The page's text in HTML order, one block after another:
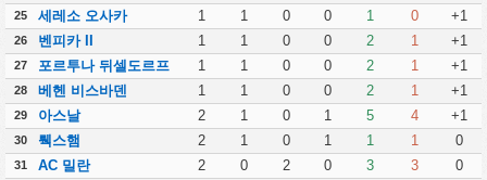
25 세레소 오사카 1 1 0 0 1 0 +1
26 벤피카 II 1 1 0 0 2 1 +1
27 포르투나 뒤셀도르프 1 1 0 0 2 1 +1
28 베헨 비스바덴 1 1 0 0 2 1 +1
29 아스날 2 1 0 1 5 4 +1
30 뤡스햄 2 1 0 1 1 1 0
31 AC 밀란 2 0 2 0 3 3 0